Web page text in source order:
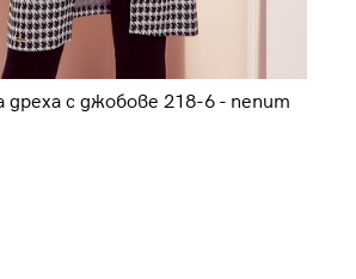
дреха с джобове 218-6 - пепит